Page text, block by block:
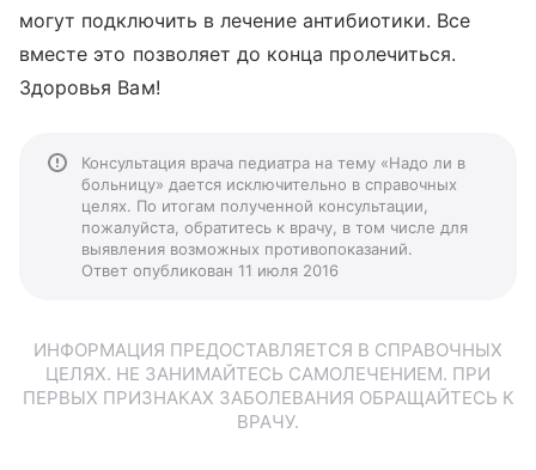
могут подключить в лечение антибиотики. Все
вместе это позволяет до конца пролечиться.
Здоровья Вам!
Консультация врача педиатра на тему «Надо ли в
больницу» дается исключительно в справочных
целях. По итогам полученной консультации,
пожалуйста, обратитесь к врачу, в том числе для
выявления возможных противопоказаний.
Ответ опубликован 11 июля 2016
ИНФОРМАЦИЯ ПРЕДОСТАВЛЯЕТСЯ В СПРАВОЧНЫХ
ЦЕЛЯХ. НЕ ЗАНИМАЙТЕСЬ САМОЛЕЧЕНИЕМ. ПРИ
ПЕРВЫХ ПРИЗНАКАХ ЗАБОЛЕВАНИЯ ОБРАЩАЙТЕСЬ К
ВРАЧУ.